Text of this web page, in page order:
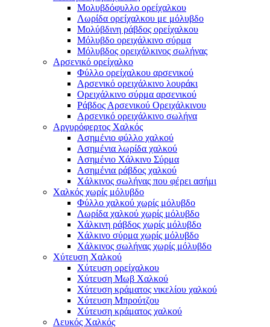
Μολυβδόφυλλο ορείχαλκου
Λωρίδα ορείχαλκου με μόλυβδο
Μολύβδινη ράβδος ορείχαλκου
Μόλυβδο ορειχάλκινο σύρμα
Μόλυβδος ορειχάλκινος σωλήνας
Αρσενικό ορείχαλκο
Φύλλο ορείχαλκου αρσενικού
Αρσενικό ορειχάλκινο λουράκι
Ορειχάλκινο σύρμα αρσενικού
Ράβδος Αρσενικού Ορειχάλκινου
Αρσενικό ορειχάλκινο σωλήνα
Αργυρόφερτος Χαλκός
Ασημένιο φύλλο χαλκού
Ασημένια λωρίδα χαλκού
Ασημένιο Χάλκινο Σύρμα
Ασημένια ράβδος χαλκού
Χάλκινος σωλήνας που φέρει ασήμι
Χαλκός χωρίς μόλυβδο
Φύλλο χαλκού χωρίς μόλυβδο
Λωρίδα χαλκού χωρίς μόλυβδο
Χάλκινη ράβδος χωρίς μόλυβδο
Χάλκινο σύρμα χωρίς μόλυβδο
Χάλκινος σωλήνας χωρίς μόλυβδο
Χύτευση Χαλκού
Χύτευση ορείχαλκου
Χύτευση Μωβ Χαλκού
Χύτευση κράματος νικελίου χαλκού
Χύτευση Μπρούτζου
Χύτευση κράματος χαλκού
Λευκός Χαλκός